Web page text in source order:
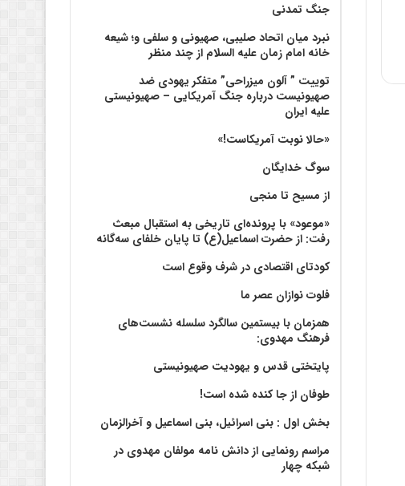
جنگ تمدنی
نبرد میان اتحاد صلیبی، صهیونی و سلفی و؛ شیعه
خانه امام زمان علیه السلام از چند منظر
توییت ” آلون میزراحی” متفکر یهودی ضد
صهیونیست درباره جنگ آمریکایی – صهیونیستی
علیه ایران
«حالا نوبت آمریکاست!»
سوگ خدایگان
از مسیح تا منجی
«موعود» با پرونده‌ای تاریخی به استقبال مبعث
رفت: از حضرت اسماعیل(ع) تا پایان خلفای سه‌گانه
کودتای اقتصادی در شرف وقوع است
فلوت نوازان عصر ما
همزمان با بیستمین سالگرد سلسله نشست‌های
فرهنگ مهدوی:‌
پایتختی قدس و یهودیت صهیونیستی
طوفان از جا کنده شده است!
بخش اول : بنی اسرائیل، بنی اسماعیل و آخرالزمان
مراسم رونمایی از دانش نامه مولفان مهدوی در
شبکه چهار